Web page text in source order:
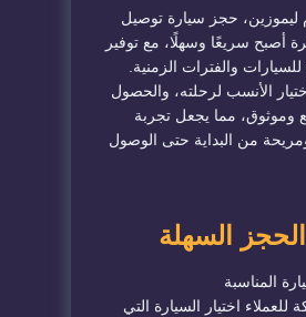
حجز سيارة توصيل
أصبح سريعًا وسهلًا، مع توفير
والفترات الزمنية.
الأنسب لرحلته، والحصول
وموثوق، مما يجعل تجربة
من البداية حتى الوصول
السهلة
المناسبة
للعملاء اختيار السيارة التي